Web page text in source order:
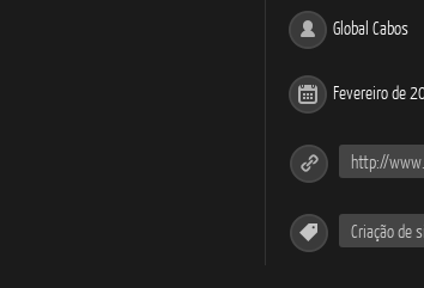
Global Cabos
Fevereiro de
http://
Criação de